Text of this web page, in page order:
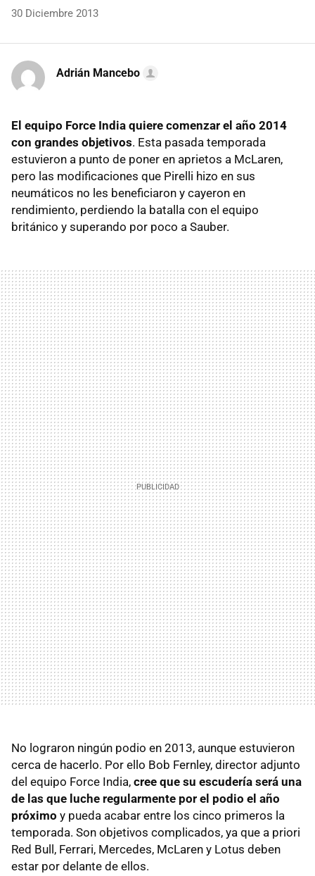
30 Diciembre 2013
Adrián Mancebo
El equipo Force India quiere comenzar el año 2014
con grandes objetivos. Esta pasada temporada
estuvieron a punto de poner en aprietos a McLaren,
pero las modificaciones que Pirelli hizo en sus
neumáticos no les beneficiaron y cayeron en
rendimiento, perdiendo la batalla con el equipo
británico y superando por poco a Sauber.
No lograron ningún podio en 2013, aunque estuvieron
cerca de hacerlo. Por ello Bob Fernley, director adjunto
del equipo Force India, cree que su escudería será una
de las que luche regularmente por el podio el año
próximo y pueda acabar entre los cinco primeros la
temporada. Son objetivos complicados, ya que a priori
Red Bull, Ferrari, Mercedes, McLaren y Lotus deben
estar por delante de ellos.